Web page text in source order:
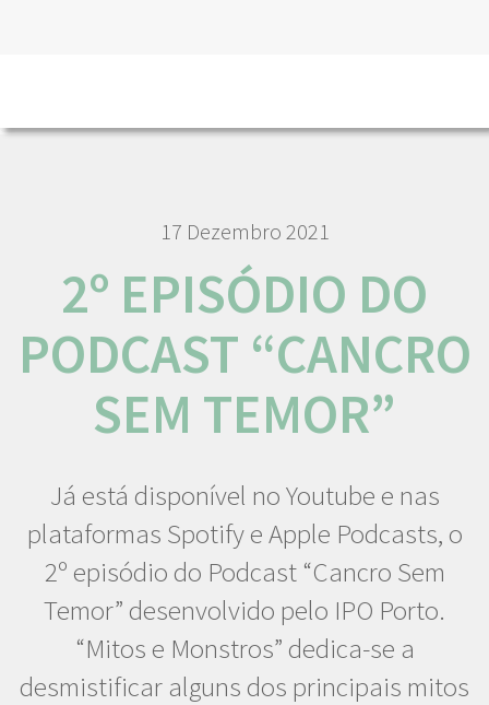
17 Dezembro 2021
2º EPISÓDIO DO
PODCAST “CANCRO
SEM TEMOR”
Já está disponível no Youtube e nas
plataformas Spotify e Apple Podcasts, o
2º episódio do Podcast “Cancro Sem
Temor” desenvolvido pelo IPO Porto.
“Mitos e Monstros” dedica-se a
desmistificar alguns dos principais mitos